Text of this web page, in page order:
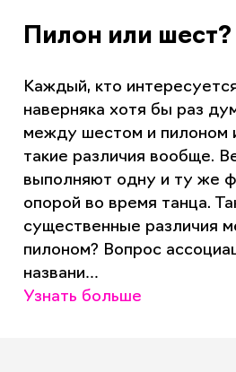
Пилон или шест?
Каждый, кто
наверняка хотя бы раз
между шестом и пилоном
такие различия вообще.
выполняют одну и ту же
опорой во время танца.
существенные различия
пилоном? Вопрос
названи…
Узнать больше